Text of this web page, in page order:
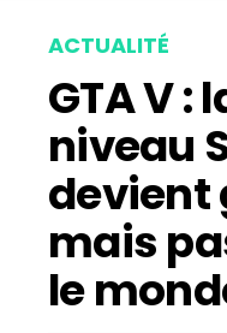
ACTUALITÉ
GTA V :
niveau
devient
mais
le